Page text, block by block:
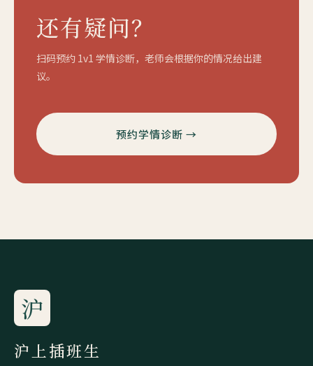
还有疑问？
扫码预约 1v1 学情诊断，老师会根据你的情况给出建
议。
预约学情诊断 →
沪
沪上插班生